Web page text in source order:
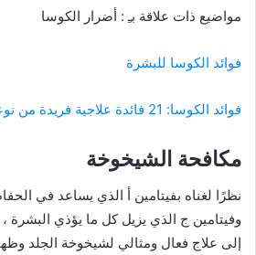
مواضيع ذات علاقة بـِ : أضرار الكوسا
فوائد الكوسا للبشرة
فوائد الكوسا: 21 فائدة علاجية فريدة من نوعها للكوسا
مكافحة الشيخوخة
نظرًا لغناه بفيتامين أ الذي يساعد في
وفيتامين ج الذي يزيل كل ما يؤذي البشرة
إلى علاج فعال ومثالي لشيخوخة الجلد